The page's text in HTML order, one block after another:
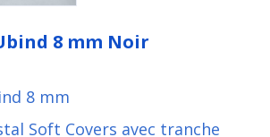
8 mm Noir
8 mm
Soft Covers avec tranche